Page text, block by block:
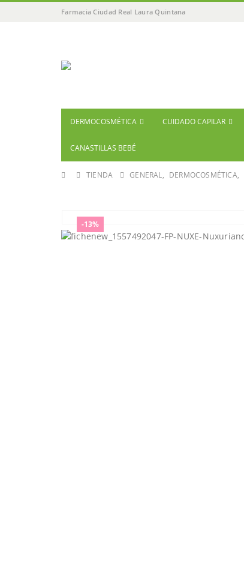
Farmacia Ciudad Real Laura Quintana
DERMOCOSMÉTICA CUIDADO CAPILAR
CANASTILLAS BEBÉ
TIENDA GENERAL, DERMOCOSMÉTICA,
-13%